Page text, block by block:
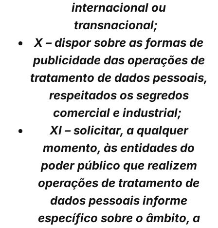
internacional ou
transnacional;
X – dispor sobre as formas de
publicidade das operações de
tratamento de dados pessoais,
respeitados os segredos
comercial e industrial;
XI – solicitar, a qualquer
momento, às entidades do
poder público que realizem
operações de tratamento de
dados pessoais informe
específico sobre o âmbito, a